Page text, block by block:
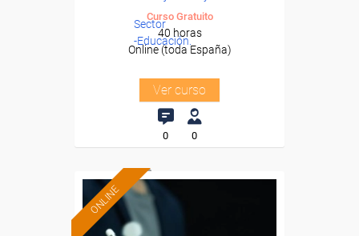
Sector
-Educación.
Curso Gratuito
40 horas
Online (toda España)
Ver curso
0 0
ONLINE